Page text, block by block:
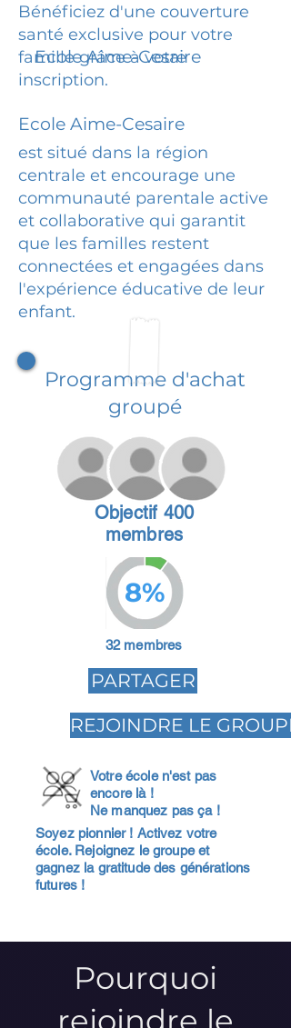
Bénéficiez d'une couverture
santé exclusive pour votre
famille grâce à votre
inscription.
Ecole Aime-Cesaire
Ecole Aime-Cesaire
est situé dans la région
centrale et encourage une
communauté parentale active
et collaborative qui garantit
que les familles restent
connectées et engagées dans
l'expérience éducative de leur
enfant.
Programme d'achat
groupé
Objectif 400
membres
8%
32 membres
PARTAGER
REJOINDRE LE GROUPE
Votre école n'est pas
encore là !
Ne manquez pas ça !
Soyez pionnier ! Activez votre
école. Rejoignez le groupe et
gagnez la gratitude des générations
futures !
Pourquoi